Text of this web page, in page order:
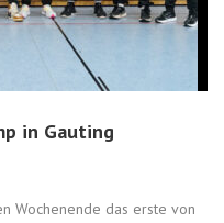
in Gauting
Wochenende das erste von